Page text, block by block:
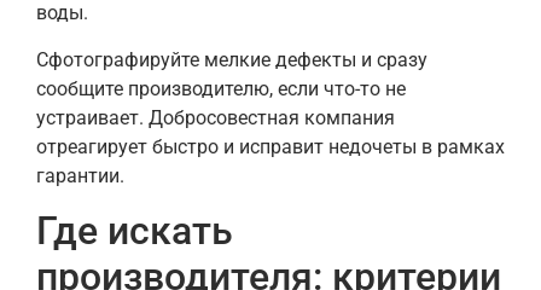
воды.
Сфотографируйте мелкие дефекты и сразу
сообщите производителю, если что-то не
устраивает. Добросовестная компания
отреагирует быстро и исправит недочеты в рамках
гарантии.
Где искать
производителя: критерии